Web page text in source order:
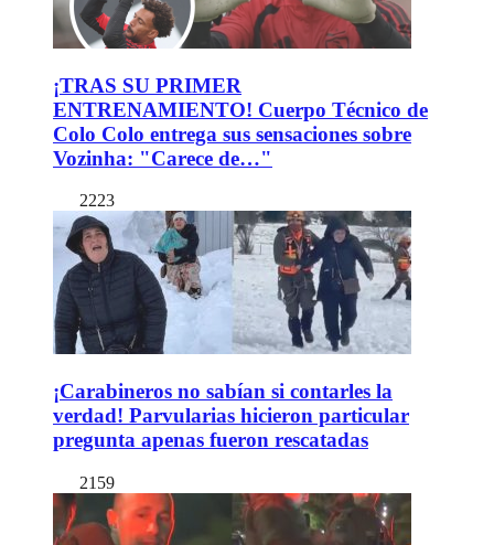
¡TRAS SU PRIMER
ENTRENAMIENTO! Cuerpo Técnico de
Colo Colo entrega sus sensaciones sobre
Vozinha: "Carece de…"
2223
¡Carabineros no sabían si contarles la
verdad! Parvularias hicieron particular
pregunta apenas fueron rescatadas
2159